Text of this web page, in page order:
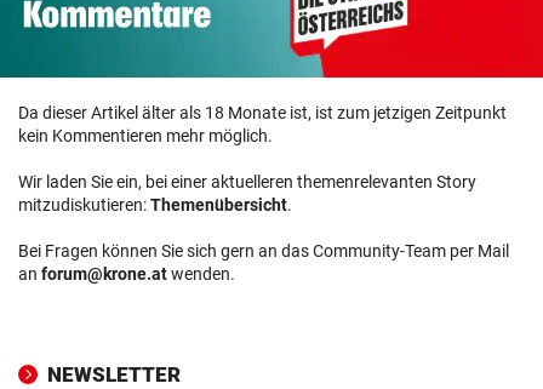
Da dieser Artikel älter als 18 Monate ist, ist zum jetzigen Zeitpunkt
kein Kommentieren mehr möglich.
Wir laden Sie ein, bei einer aktuelleren themenrelevanten Story
mitzudiskutieren:Themenübersicht.
Bei Fragen können Sie sich gern an das Community-Team per Mail
an forum@krone.atwenden.
NEWSLETTER